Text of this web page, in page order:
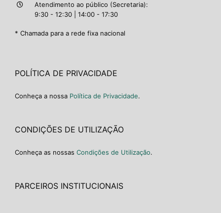
Atendimento ao público (Secretaria):
9:30 - 12:30 | 14:00 - 17:30
* Chamada para a rede fixa nacional
POLÍTICA DE PRIVACIDADE
Conheça a nossa Política de Privacidade.
CONDIÇÕES DE UTILIZAÇÃO
Conheça as nossas Condições de Utilização.
PARCEIROS INSTITUCIONAIS